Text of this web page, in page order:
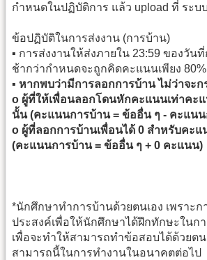
กำหนดในปฏิบัติการ แล้ว upload ที่ ระบ
ข้อปฏิบัติในการส่งงาน (การบ้าน)
▪ การส่งงานให้ส่งภายใน 23:59 ของวัน
ช้ากว่ากําหนดจะถูกคิดคะแนนเพียง
▪ หากพบว่ามีการลอกการบ้าน ไม่ว่าจะก
o ผู้ที่ให้เพื่อนลอกโดนหักคะแนนเท่าคะ
นั้น (คะแนนการบ้าน = ข้ออื่น ๆ - คะแน
o ผู้ที่ลอกการบ้านเพื่อนได้ 0 สำหรับคะ
(คะแนนการบ้าน = ข้ออื่น ๆ + 0 คะแนน)
*นักศึกษาทำการบ้านด้วยตนเอง เพราะก
ประสงค์เพื่อให้นักศึกษาได้ฝึกทักษะในก
เพื่อจะทำให้สามารถทำข้อสอบได้ด้วยตน
สามารถนี้ในการทำงานในอนาคตต่อไป